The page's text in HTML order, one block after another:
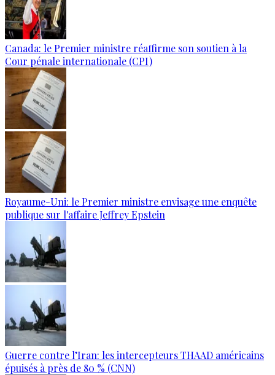
Canada: le Premier ministre réaffirme son soutien à la
Cour pénale internationale (CPI)
Royaume-Uni: le Premier ministre envisage une enquête
publique sur l'affaire Jeffrey Epstein
Guerre contre l’Iran: les intercepteurs THAAD américains
épuisés à près de 80 % (CNN)